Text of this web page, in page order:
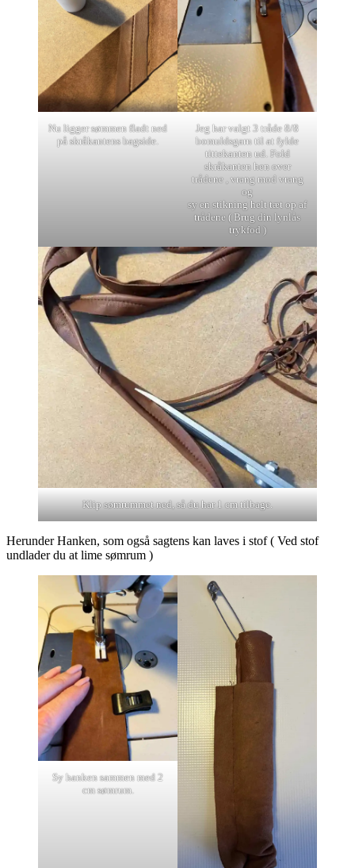
Nu ligger sømmen fladt ned
på skråkantens bagside.
Jeg har valgt 3 tråde 8/8
bomuldsgarn til at fylde
tittekanten ud. Fold
skråkanten hen over
trådene , vrang mod vrang
og
sy en stikning helt tæt op af
trådene ( Brug din lynlås
trykfod )
Klip sømrummet ned, så du har 1 cm tilbage.
Herunder Hanken, som også sagtens kan laves i stof ( Ved stof
undlader du at lime sømrum )
Sy hanken sammen med 2
cm sømrum.